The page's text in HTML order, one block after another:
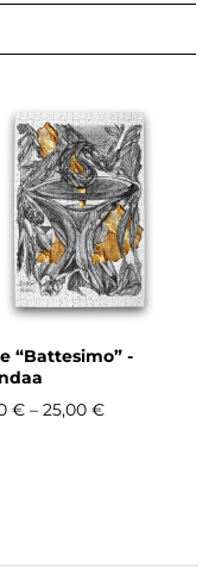
“Battesimo” -
€ – 25,00 €